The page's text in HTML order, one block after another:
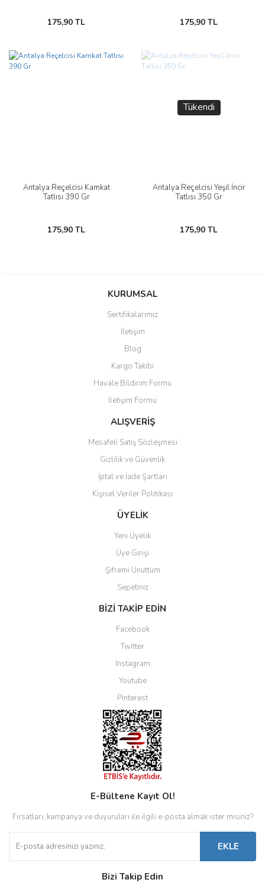
175,90 TL 175,90 TL
Antalya Reçelcisi Kamkat
Tatlısı 390 Gr
175,90 TL
Tükendi
Antalya Reçelcisi Yeşil İncir
Tatlısı 350 Gr
175,90 TL
KURUMSAL
Sertifikalarımız
İletişim
Blog
Kargo Takibi
Havale Bildirim Formu
İletişim Formu
ALIŞVERİŞ
Mesafeli Satış Sözleşmesi
Gizlilik ve Güvenlik
İptal ve İade Şartları
Kişisel Veriler Politikası
ÜYELİK
Yeni Üyelik
Üye Girişi
Şifremi Unuttum
Sepetiniz
BİZİ TAKİP EDİN
Facebook
Twitter
Instagram
Youtube
Pinterest
E-Bültene Kayıt Ol!
Fırsatları, kampanya ve duyuruları ile ilgili e-posta almak ister misiniz?
EKLE
Bizi Takip Edin